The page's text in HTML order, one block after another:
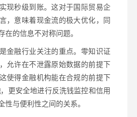
现秒级到账。这对于国际贸易企
，意味着现金流的极大优化，同
在的信息不对称问题。
金融行业关注的重点。零知识证
允许在不泄露原始数据的前提下
使得金融机构能在合规的前提下
，更安全地进行反洗钱监控和信用
性与便利性之间的关系。